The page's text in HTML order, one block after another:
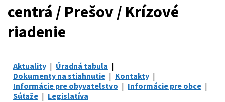
centrá / Prešov / Krízové
riadenie
Aktuality
Úradná tabuľa
Dokumenty na stiahnutie
Kontakty
Informácie pre obyvateľstvo
Informácie pre obce
Súťaže
Legislatíva